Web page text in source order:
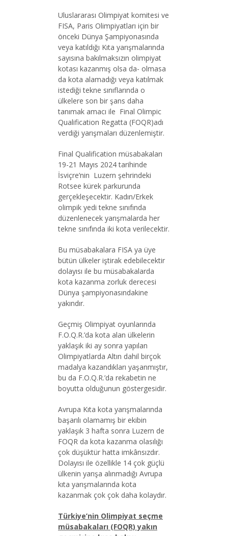
Uluslararası Olimpiyat komitesi ve
FISA, Paris Olimpiyatları için bir
önceki Dünya Şampiyonasında
veya katıldığı Kıta yarışmalarında
sayısına bakılmaksızın olimpiyat
kotası kazanmış olsa da- olmasa
da kota alamadığı veya katılmak
istediği tekne sınıflarında o
ülkelere son bir şans daha
tanımak amacı ile Final Olimpic
Qualification Regatta (FOQR)adı
verdiği yarışmaları düzenlemiştir.
Final Qualification müsabakaları
19-21 Mayıs 2024 tarihinde
İsviçre’nin Luzern şehrindeki
Rotsee kürek parkurunda
gerçekleşecektir. Kadın/Erkek
olimpik yedi tekne sınıfında
düzenlenecek yarışmalarda her
tekne sınıfında iki kota verilecektir.
Bu müsabakalara FISA ya üye
bütün ülkeler iştirak edebilecektir
dolayısı ile bu müsabakalarda
kota kazanma zorluk derecesi
Dünya şampiyonasındakine
yakındır.
Geçmiş Olimpiyat oyunlarında
F.O.Q.R.’da kota alan ülkelerin
yaklaşık iki ay sonra yapılan
Olimpiyatlarda Altın dahil birçok
madalya kazandıkları yaşanmıştır,
bu da F.O.Q.R.’da rekabetin ne
boyutta olduğunun göstergesidir.
Avrupa Kıta kota yarışmalarında
başarılı olamamış bir ekibin
yaklaşık 3 hafta sonra Luzern de
FOQR da kota kazanma olasılığı
çok düşüktür hatta imkânsızdır.
Dolayısı ile özellikle 14 çok güçlü
ülkenin yarışa alınmadığı Avrupa
kıta yarışmalarında kota
kazanmak çok çok daha kolaydır.
Türkiye’nin Olimpiyat seçme
müsabakaları (FOQR) yakın